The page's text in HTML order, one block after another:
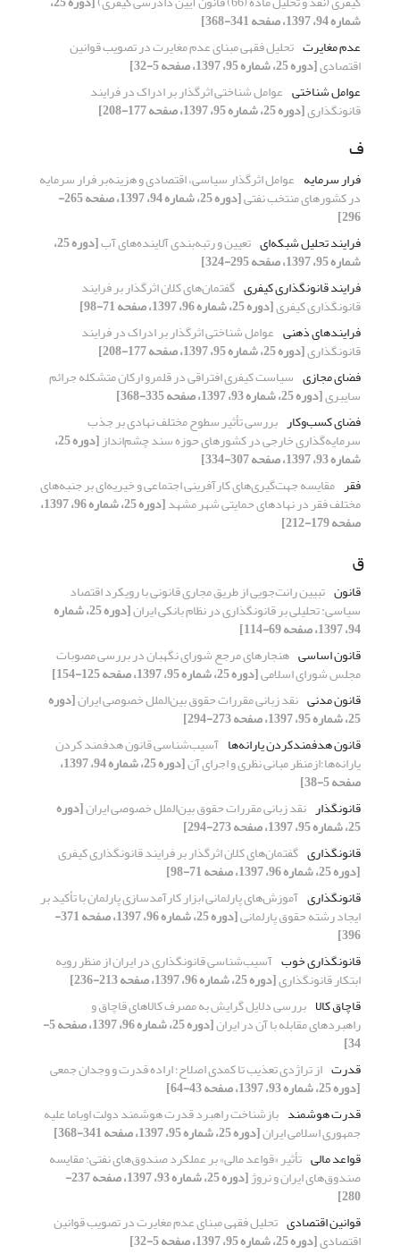
شماره 94، 1397، صفحه 341-368]
عدم مغایرت تحلیل فقهی مبنای عدم مغایرت در تصویب قوانین
اقتصادی[دوره 25، شماره 95، 1397، صفحه 5-32]
عوامل شناختی عوامل شناختی اثرگذار بر ادراک در فرایند
قانونگذاری[دوره 25، شماره 95، 1397، صفحه 177-208]
ف
فرار سرمایه عوامل اثرگذار سیاسی، اقتصادی و هزینه‌بر فرار سرمایه
در کشورهای منتخب نفتی [دوره 25، شماره 94، 1397، صفحه 265-
296]
فرایند تحلیل شبکه‌ای تعیین و رتبه‌بندی آلاینده‌های آب [دوره 25،
شماره 95، 1397، صفحه 295-324]
فرایند قانونگذاری کیفری گفتمان‌های کلان اثرگذار بر فرایند
قانونگذاری کیفری[دوره 25، شماره 96، 1397، صفحه 71-98]
فرایندهای ذهنی عوامل شناختی اثرگذار بر ادراک در فرایند
قانونگذاری[دوره 25، شماره 95، 1397، صفحه 177-208]
فضای مجازی سیاست کیفری افتراقی در قلمرو ارکان متشکله جرائم
سایبری[دوره 25، شماره 93، 1397، صفحه 335-368]
فضای کسب‌وکار بررسی تأثیر سطوح مختلف نهادی بر جذب
سرمایه‌گذاری خارجی در کشورهای حوزه سند چشم‌انداز [دوره 25،
شماره 93، 1397، صفحه 307-334]
فقر مقایسه جهت‌گیری‌های کارآفرینی اجتماعی و خیریه‌ای بر جنبه‌های
مختلف فقر در نهادهای حمایتی شهر مشهد [دوره 25، شماره 96، 1397،
صفحه 179-212]
ق
قانون تبیین رانت‌جویی از طریق مجاری قانونی با رویکرد اقتصاد
سیاسی: تحلیلی بر قانونگذاری در نظام بانکی ایران [دوره 25، شماره
94، 1397، صفحه 69-114]
قانون اساسی هنجارهای مرجع شورای نگهبان در بررسی مصوبات
مجلس شورای اسلامی[دوره 25، شماره 95، 1397، صفحه 125-154]
قانون مدنی نقد زبانی مقررات حقوق بین‌الملل خصوصی ایران[دوره
25، شماره 95، 1397، صفحه 273-294]
قانون هدفمندکردن یارانه‌ها آسیب‌شناسی قانون هدفمند کردن
یارانه‌ها؛ازمنظر مبانی نظری و اجرای آن [دوره 25، شماره 94، 1397،
صفحه 5-38]
قانونگذار نقد زبانی مقررات حقوق بین‌الملل خصوصی ایران[دوره
25، شماره 95، 1397، صفحه 273-294]
قانونگذاری گفتمان‌های کلان اثرگذار بر فرایند قانونگذاری کیفری
[دوره 25، شماره 96، 1397، صفحه 71-98]
قانونگذاری آموزش‌های پارلمانی ابزار کارآمدسازی پارلمان با تأکید بر
ایجاد رشته حقوق پارلمانی [دوره 25، شماره 96، 1397، صفحه 371-
396]
قانونگذاری خوب آسیب‌شناسی قانونگذاری در ایران از منظر رویه‌
ابتکار قانونگذاری[دوره 25، شماره 96، 1397، صفحه 213-236]
قاچاق کالا بررسی دلایل گرایش به مصرف کالاهای قاچاق و
راهبرد‌های مقابله با آن در ایران [دوره 25، شماره 96، 1397، صفحه 5-
34]
قدرت از تراژدی تعذیب تا کمدی اصلاح؛ اراده قدرت و وجدان جمعی
[دوره 25، شماره 93، 1397، صفحه 43-64]
قدرت هوشمند بازشناخت راهبرد قدرت هوشمند دولت اوباما علیه
جمهوری اسلامی ایران[دوره 25، شماره 95، 1397، صفحه 341-368]
قواعد مالی تأثیر «قواعد مالی» بر عملکرد صندوق‌های نفتی: مقایسه
صندوق‌های ایران و نروژ [دوره 25، شماره 93، 1397، صفحه 237-
280]
قوانین اقتصادی تحلیل فقهی مبنای عدم مغایرت در تصویب قوانین
اقتصادی[دوره 25، شماره 95، 1397، صفحه 5-32]